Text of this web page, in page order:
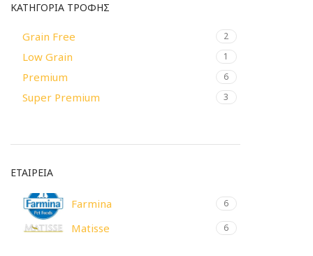
ΚΑΤΗΓΟΡΊΑ ΤΡΟΦΉΣ
Grain Free 2
Low Grain 1
Premium 6
Super Premium 3
ΕΤΑΙΡΕΙΑ
Farmina 6
Matisse 6